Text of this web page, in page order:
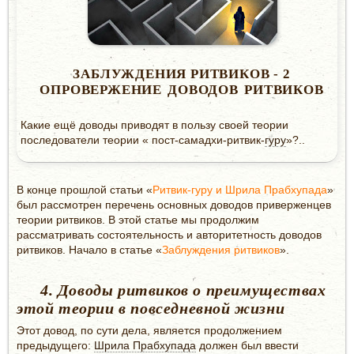
ЗАБЛУЖДЕНИЯ РИТВИКОВ - 2
ОПРОВЕРЖЕНИЕ ДОВОДОВ РИТВИКОВ
Какие ещё доводы приводят в пользу своей теории
последователи теории « пост-самадхи-ритвик-гуру»?..
В конце прошлой статьи «Ритвик-гуру и Шрила Прабхупада»
был рассмотрен перечень основных доводов приверженцев
теории ритвиков. В этой статье мы продолжим
рассматривать состоятельность и авторитетность доводов
ритвиков. Начало в статье «Заблуждения ритвиков».
4. Доводы ритвиков о преимуществах
этой теории в повседневной жизни
Этот довод, по сути дела, является продолжением
предыдущего: Шрила Прабхупада должен был ввести